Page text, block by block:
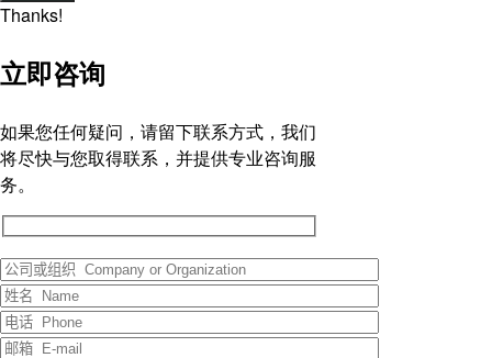
Thanks!
立即咨询
如果您任何疑问，请留下联系方式，我们
将尽快与您取得联系，并提供专业咨询服
务。